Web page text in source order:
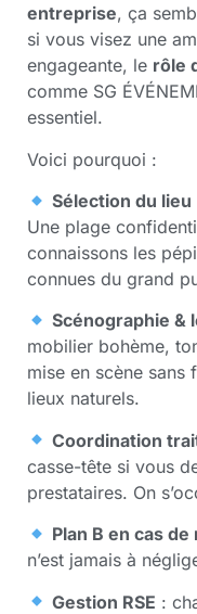
entreprise, ça
si vous visez une
engageante, le rôle
comme SG
essentiel.
Voici pourquoi :
Sélection du lieu
Une plage
connaissons les
connues du grand
Scénographie &
mobilier bohème,
mise en scène sans
lieux naturels.
Coordination
casse-tête si vous
prestataires. On
Plan B en cas
n’est jamais à
Gestion RSE :